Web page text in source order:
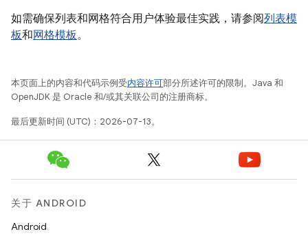
如需确保列表和网格符合用户体验最佳实践，请参阅列表模
板和网格模板。
本页面上的内容和代码示例受内容许可部分所述许可的限制。Java 和
OpenJDK 是 Oracle 和/或其关联公司的注册商标。
最后更新时间 (UTC)：2026-07-13。
关于 ANDROID
Android